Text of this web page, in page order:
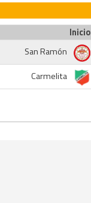
Inicio
San Ramón
Carmelita